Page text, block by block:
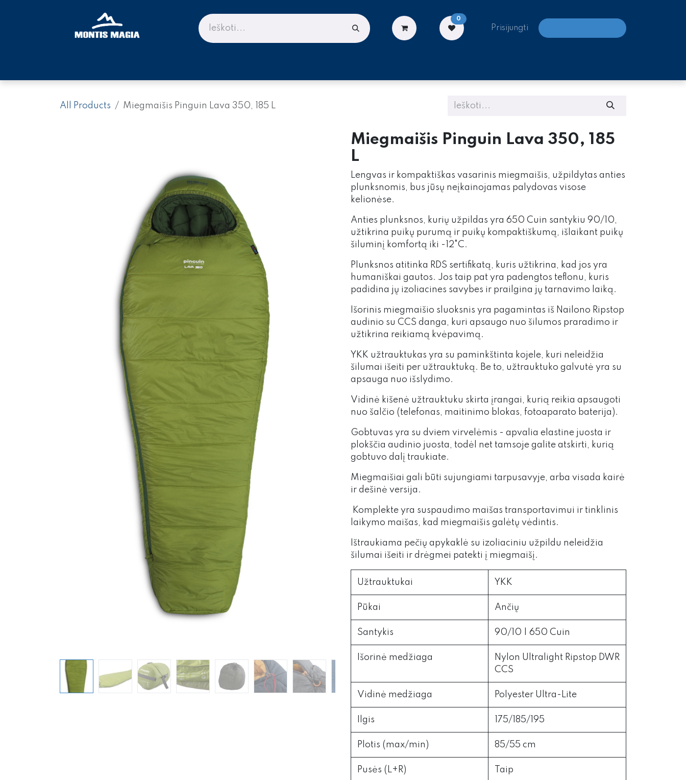
0
Prisijungti
All Products Miegmaišis Pinguin Lava 350, 185 L
Miegmaišis Pinguin Lava 350, 185
L
Lengvas ir kompaktiškas vasarinis miegmaišis, užpildytas anties
plunksnomis, bus jūsų neįkainojamas palydovas visose
kelionėse.
Anties plunksnos, kurių užpildas yra 650 Cuin santykiu 90/10,
užtikrina puikų purumą ir puikų kompaktiškumą, išlaikant puikų
šiluminį komfortą iki -12°C.
Plunksnos atitinka RDS sertifikatą, kuris užtikrina, kad jos yra
humaniškai gautos. Jos taip pat yra padengtos teflonu, kuris
padidina jų izoliacines savybes ir prailgina jų tarnavimo laiką.
Išorinis miegmaišio sluoksnis yra pagamintas iš Nailono Ripstop
audinio su CCS danga, kuri apsaugo nuo šilumos praradimo ir
užtikrina reikiamą kvėpavimą.
YKK užtrauktukas yra su paminkštinta kojele, kuri neleidžia
šilumai išeiti per užtrauktuką. Be to, užtrauktuko galvutė yra su
apsauga nuo išslydimo.
Vidinė kišenė užtrauktuku skirta įrangai, kurią reikia apsaugoti
nuo šalčio (telefonas, maitinimo blokas, fotoaparato baterija).
Gobtuvas yra su dviem virvelėmis - apvalia elastine juosta ir
plokščia audinio juosta, todėl net tamsoje galite atskirti, kurią
gobtuvo dalį traukiate.
Miegmaišiai gali būti sujungiami tarpusavyje, arba visada kairė
ir dešinė versija.
Komplekte yra suspaudimo maišas transportavimui ir tinklinis
laikymo maišas, kad miegmaišis galėtų vėdintis.
Ištraukiama pečių apykaklė su izoliaciniu užpildu neleidžia
šilumai išeiti ir drėgmei patekti į miegmaišį.
Užtrauktukai YKK
Pūkai Ančių
Santykis 90/10 | 650 Cuin
Išorinė medžiaga
Nylon Ultralight Ripstop DWR
CCS
Vidinė medžiaga Polyester Ultra-Lite
Ilgis 175/185/195
Plotis (max/min) 85/55 cm
Pusės (L+R) Taip